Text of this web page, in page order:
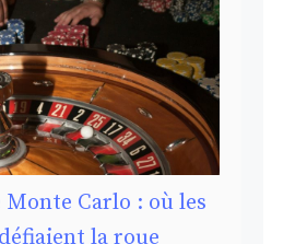
Monte Carlo : où les
la roue